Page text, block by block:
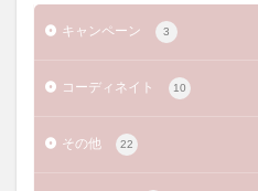
キャンペーン 3
コーディネイト 10
その他 22